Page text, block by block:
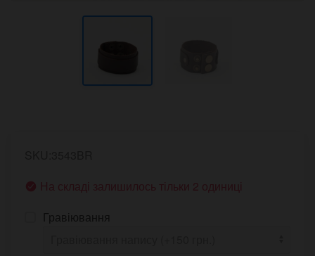
На складі залишилось тільки 2 одиниці
Гравіювання